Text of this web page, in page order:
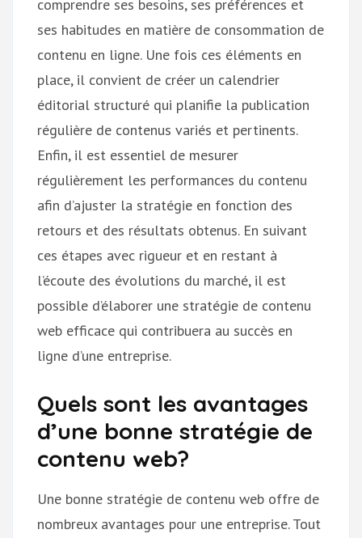
comprendre ses besoins, ses préférences et
ses habitudes en matière de consommation de
contenu en ligne. Une fois ces éléments en
place, il convient de créer un calendrier
éditorial structuré qui planifie la publication
régulière de contenus variés et pertinents.
Enfin, il est essentiel de mesurer
régulièrement les performances du contenu
afin d’ajuster la stratégie en fonction des
retours et des résultats obtenus. En suivant
ces étapes avec rigueur et en restant à
l’écoute des évolutions du marché, il est
possible d’élaborer une stratégie de contenu
web efficace qui contribuera au succès en
ligne d’une entreprise.
Quels sont les avantages
d’une bonne stratégie de
contenu web?
Une bonne stratégie de contenu web offre de
nombreux avantages pour une entreprise. Tout